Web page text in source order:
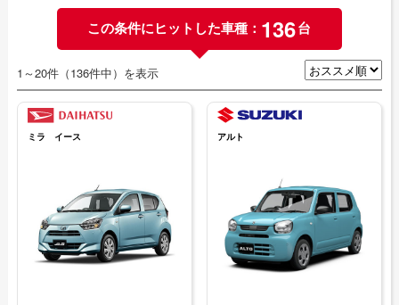
この条件にヒットした車種： 136台
1～20件（136件中）を表示
ミラ イース アルト